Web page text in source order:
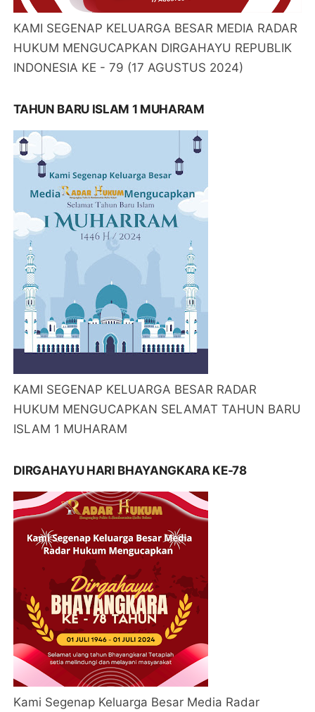
KAMI SEGENAP KELUARGA BESAR MEDIA RADAR
HUKUM MENGUCAPKAN DIRGAHAYU REPUBLIK
INDONESIA KE - 79 (17 AGUSTUS 2024)
TAHUN BARU ISLAM 1 MUHARAM
KAMI SEGENAP KELUARGA BESAR RADAR
HUKUM MENGUCAPKAN SELAMAT TAHUN BARU
ISLAM 1 MUHARAM
DIRGAHAYU HARI BHAYANGKARA KE-78
Kami Segenap Keluarga Besar Media Radar